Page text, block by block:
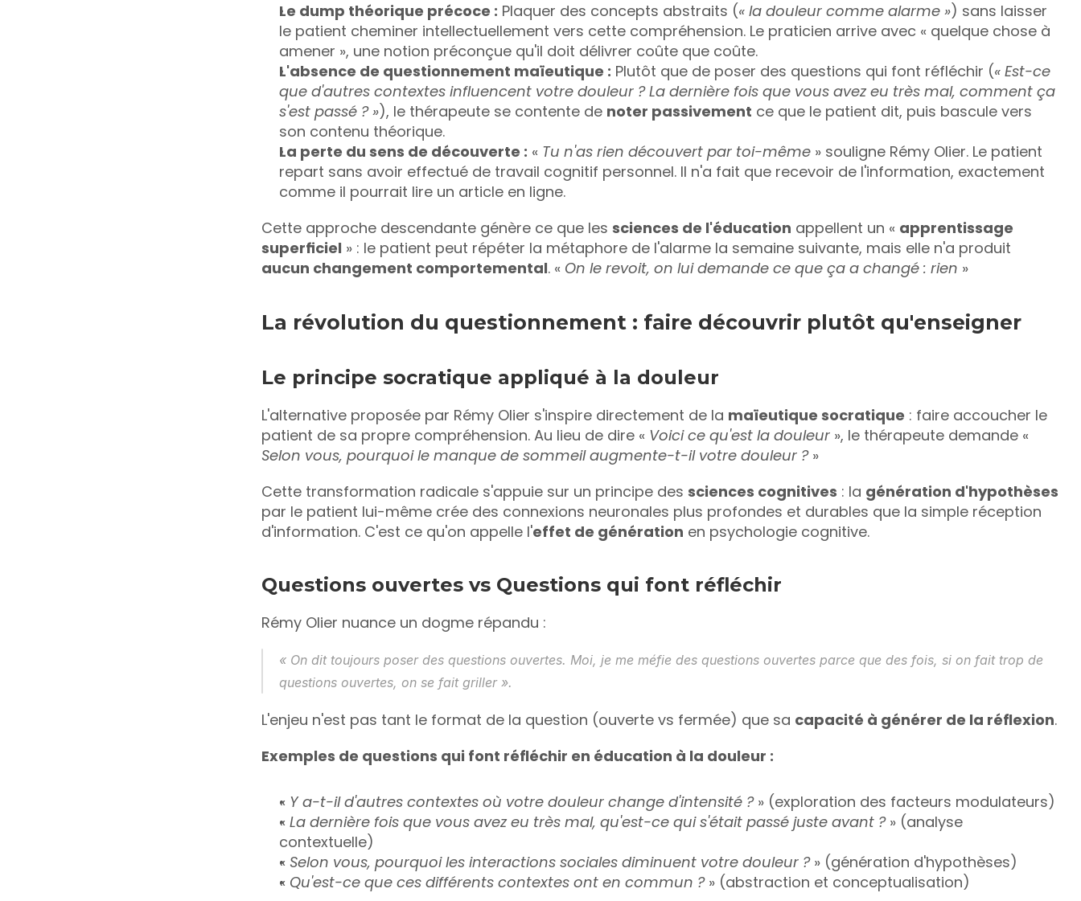
Le dump théorique précoce : Plaquer des concepts abstraits (« la douleur comme alarme ») sans laisser
le patient cheminer intellectuellement vers cette compréhension. Le praticien arrive avec « quelque chose à
amener », une notion préconçue qu'il doit délivrer coûte que coûte.
L'absence de questionnement maïeutique : Plutôt que de poser des questions qui font réfléchir (« Est-ce
que d'autres contextes influencent votre douleur ? La dernière fois que vous avez eu très mal, comment ça
s'est passé ? »), le thérapeute se contente de noter passivement ce que le patient dit, puis bascule vers
son contenu théorique.
La perte du sens de découverte : « Tu n'as rien découvert par toi-même » souligne Rémy Olier. Le patient
repart sans avoir effectué de travail cognitif personnel. Il n'a fait que recevoir de l'information, exactement
comme il pourrait lire un article en ligne.
Cette approche descendante génère ce que les sciences de l'éducation appellent un « apprentissage
superficiel
aucun changement comportemental. « On le revoit, on lui demande ce que ça a changé : rien »
La révolution du questionnement : faire découvrir plutôt qu'enseigner
Le principe socratique appliqué à la douleur
L'alternative proposée par Rémy Olier s'inspire directement de la maïeutique socratique : faire accoucher le
patient de sa propre compréhension. Au lieu de dire « Voici ce qu'est la douleur
Selon vous, pourquoi le manque de sommeil augmente-t-il votre douleur ? »
Cette transformation radicale s'appuie sur un principe des sciences cognitives : la génération d'hypothèses
par le patient lui-même crée des connexions neuronales plus profondes et durables que la simple réception
d'information. C'est ce qu'on appelle l'effet de génération en psychologie cognitive.
Questions ouvertes vs Questions qui font réfléchir
Rémy Olier nuance un dogme répandu :
« On dit toujours poser des questions ouvertes. Moi, je me méfie des questions ouvertes parce que des fois, si on fait trop de
questions ouvertes, on se fait griller ».
L'enjeu n'est pas tant le format de la question (ouverte vs fermée) que sa capacité à générer de la réflexion.
Exemples de questions qui font réfléchir en éducation à la douleur :
« Y a-t-il d'autres contextes où votre douleur change d'intensité ? » (exploration des facteurs modulateurs)
« La dernière fois que vous avez eu très mal, qu'est-ce qui s'était passé juste avant ? » (analyse
contextuelle)
« Selon vous, pourquoi les interactions sociales diminuent votre douleur ? » (génération d'hypothèses)
« Qu'est-ce que ces différents contextes ont en commun ? » (abstraction et conceptualisation)